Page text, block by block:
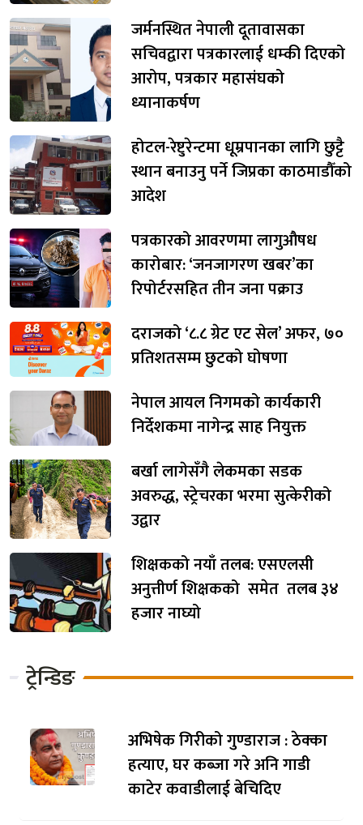
जर्मनस्थित नेपाली दूतावासका
सचिवद्वारा पत्रकारलाई धम्की दिएको
आरोप, पत्रकार महासंघको
ध्यानाकर्षण
होटल-रेष्टुरेन्टमा धूम्रपानका लागि छुट्टै
स्थान बनाउनु पर्ने जिप्रका काठमाडौँको
आदेश
पत्रकारको आवरणमा लागुऔषध
कारोबार: ‘जनजागरण खबर’का
रिपोर्टरसहित तीन जना पक्राउ
दराजको ‘८.८ ग्रेट एट सेल’ अफर, ७०
प्रतिशतसम्म छुटको घोषणा
नेपाल आयल निगमको कार्यकारी
निर्देशकमा नागेन्द्र साह नियुक्त
बर्खा लागेसँगै लेकमका सडक
अवरुद्ध, स्ट्रेचरका भरमा सुत्केरीको
उद्वार
शिक्षकको नयाँ तलब: एसएलसी
अनुत्तीर्ण शिक्षकको समेत तलब ३४
हजार नाघ्यो
ट्रेन्डिङ
अभिषेक गिरीको गुण्डाराज : ठेक्का
हत्याए, घर कब्जा गरे अनि गाडी
काटेर कवाडीलाई बेचिदिए